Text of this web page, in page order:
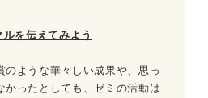
を伝えてみよう
のような華々しい成果や、思っ
かったとしても、ゼミの活動は